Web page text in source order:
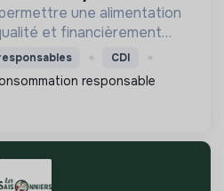
une alimentation
et financièrement
CDI
responsable